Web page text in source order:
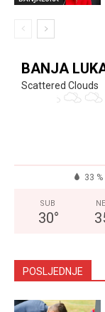
BANJA
Scattered Clouds
33 %
SUB
30°
POSLJEDNJE